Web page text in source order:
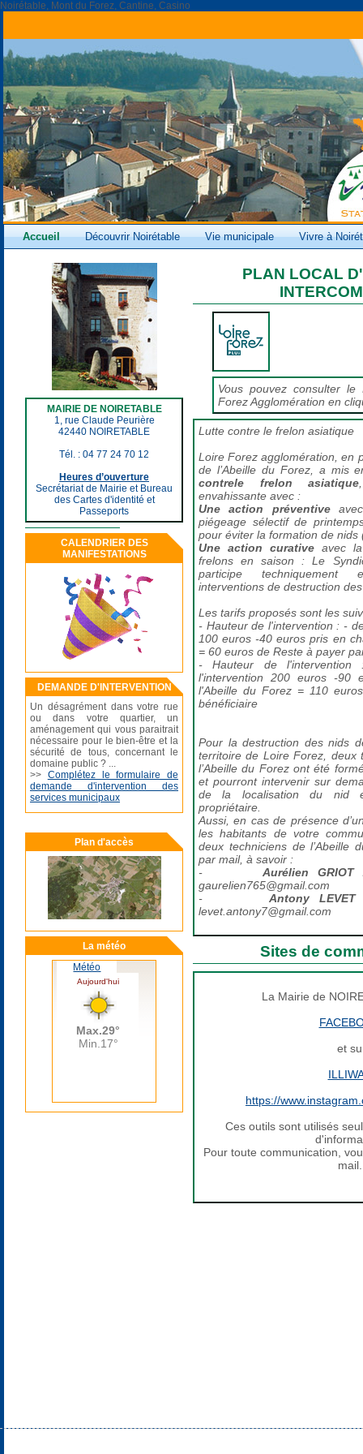
Noirétable, Mont du Forez, Cantine, Casino
Accueil Découvrir Noirétable Vie municipale Vivre à
MAIRIE DE NOIRETABLE
1, rue Claude Peurière
42440 NOIRETABLE
Tél. : 04 77 24 70 12
Heures d’ouverture
Secrétariat de Mairie et Bureau
des Cartes d'identité et
Passeports
CALENDRIER DES
MANIFESTATIONS
DEMANDE D'INTERVENTION
Un désagrément dans votre rue
ou dans votre quartier, un
aménagement qui vous paraitrait
nécessaire pour le bien-être et la
sécurité de tous, concernant le
domaine public ? ...
>> Complétez le formulaire de
demande d'intervention des
services municipaux
Plan d'accès
La météo
Météo
PLAN LOCAL
Vous pouvez consulter
Forez Agglomération en
Lutte contre le frelon asiatique
Loire Forez agglomération, en
de l’Abeille du Forez, a mis
contrele frelon asiatique
envahissante avec :
Une action préventiveavec
piégeage sélectif de
pour éviter la formation de nids
Une action curative avec
frelons en saison : Le
participe techniquement
interventions de destruction
Les tarifs proposés sont les
- Hauteur de l'intervention : -
100 euros -40 euros pris en
= 60 euros de Reste à payer
- Hauteur de
l'intervention 200 euros -90
l'Abeille du Forez = 110
bénéficiaire
Pour la destruction des nids
territoire de Loire Forez, deux
l’Abeille du Forez ont été
et pourront intervenir sur
de la localisation du nid
propriétaire.
Aussi, en cas de présence
les habitants de votre
deux techniciens de l’Abeille
par mail, à savoir :
- Aurélien
gaurelien765@gmail.com
-Antony
levet.antony7@gmail.com
Sites de
La Mairie de
et
https://
Ces outils sont utilisés
Pour toute communication,
mail.